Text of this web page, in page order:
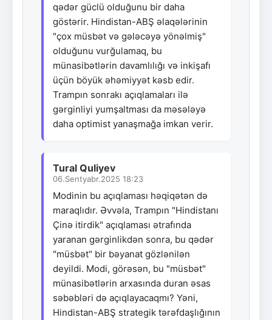
qədər güclü olduğunu bir daha
göstərir. Hindistan-ABŞ əlaqələrinin
"çox müsbət və gələcəyə yönəlmiş"
olduğunu vurğulamaq, bu
münasibətlərin davamlılığı və inkişafı
üçün böyük əhəmiyyət kəsb edir.
Trampın sonrakı açıqlamaları ilə
gərginliyi yumşaltması da məsələyə
daha optimist yanaşmağa imkan verir.
Tural Quliyev
06.Sentyabr.2025 18:23
Modinin bu açıqlaması həqiqətən də
maraqlıdır. Əvvəla, Trampın "Hindistanı
Çinə itirdik" açıqlaması ətrafında
yaranan gərginlikdən sonra, bu qədər
"müsbət" bir bəyanat gözlənilən
deyildi. Modi, görəsən, bu "müsbət"
münasibətlərin arxasında duran əsas
səbəbləri də açıqlayacaqmı? Yəni,
Hindistan-ABŞ strategik tərəfdaşlığının